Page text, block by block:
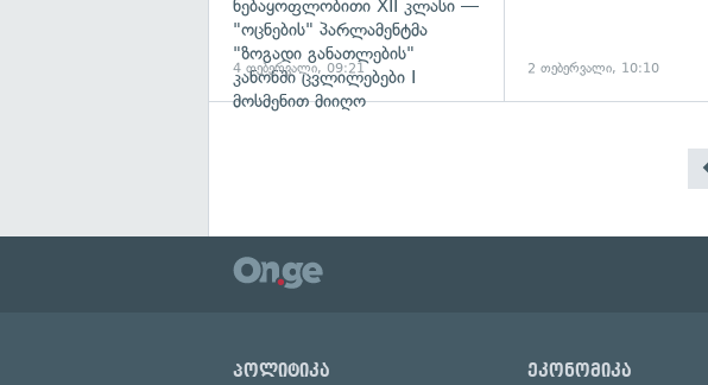
ნებაყოფლობითი XII კლასი —
"ოცნების" პარლამენტმა
"ზოგადი განათლების"
კანონში ცვლილებები I
მოსმენით მიიღო
4 თებერვალი, 09:21 2 თებერვალი, 10:10
პოლიტიკა ეკონომიკა